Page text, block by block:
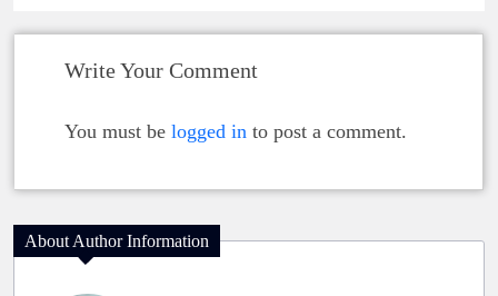
Write Your Comment
You must be logged in to post a comment.
About Author Information